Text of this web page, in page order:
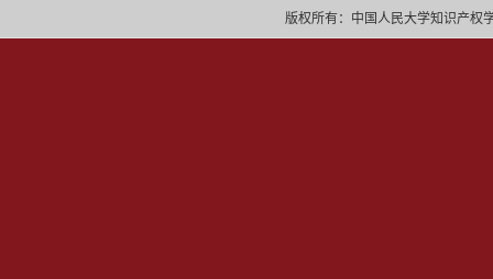
版权所有：中国人民大学知识产权